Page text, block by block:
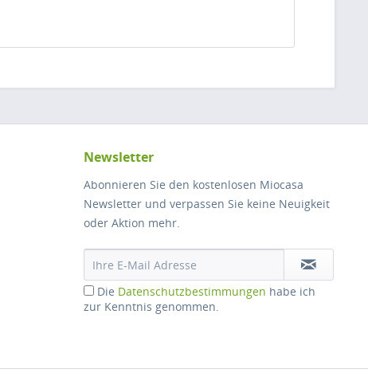
Newsletter
Abonnieren Sie den kostenlosen Miocasa
Newsletter und verpassen Sie keine Neuigkeit
oder Aktion mehr.
Die Datenschutzbestimmungen habe ich
zur Kenntnis genommen.